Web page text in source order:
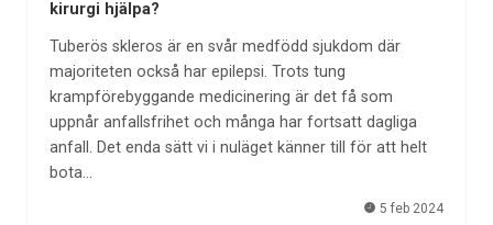
kirurgi hjälpa?
Tuberös skleros är en svår medfödd sjukdom där
majoriteten också har epilepsi. Trots tung
krampförebyggande medicinering är det få som
uppnår anfallsfrihet och många har fortsatt dagliga
anfall. Det enda sätt vi i nuläget känner till för att helt
bota…
5 feb 2024